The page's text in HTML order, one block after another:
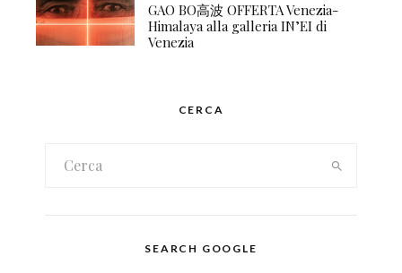
GAO BO高波 OFFERTA Venezia-
Himalaya alla galleria IN’EI di
Venezia
CERCA
SEARCH GOOGLE